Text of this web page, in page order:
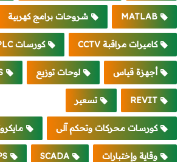
MATLAB شروحات برامج كهربية
كاميرات مراقبة CCTV كورسات PLC
أجهزة قياس لوحات توزيع
REVIT تسعير
كورسات محركات وتحكم آلى
وقاية وإختبارات SCADA